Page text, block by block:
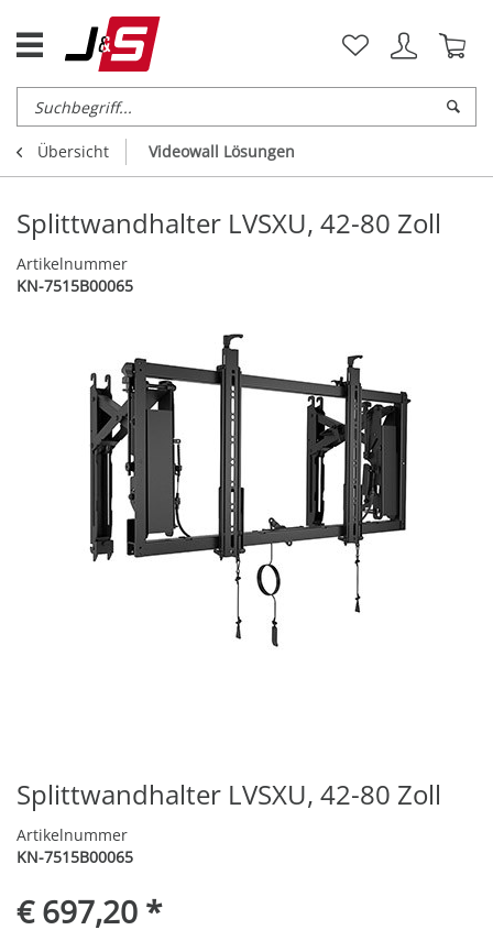
Übersicht Videowall Lösungen
Splittwandhalter LVSXU, 42-80 Zoll
Artikelnummer
KN-7515B00065
Splittwandhalter LVSXU, 42-80 Zoll
Artikelnummer
KN-7515B00065
€ 697,20 *